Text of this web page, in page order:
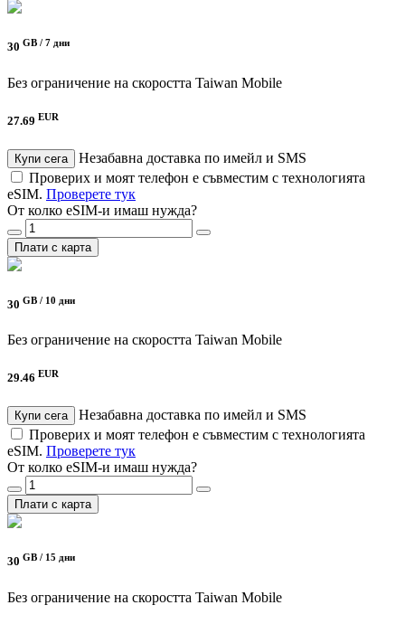
30 GB / 7 дни
Без ограничение на скоростта Taiwan Mobile
27.69 EUR
Купи сега
Незабавна доставка по имейл и SMS
Проверих и моят телефон е съвместим с технологията
eSIM. Проверете тук
От колко eSIM-и имаш нужда?
Плати с карта
30 GB / 10 дни
Без ограничение на скоростта Taiwan Mobile
29.46 EUR
Купи сега
Незабавна доставка по имейл и SMS
Проверих и моят телефон е съвместим с технологията
eSIM. Проверете тук
От колко eSIM-и имаш нужда?
Плати с карта
30 GB / 15 дни
Без ограничение на скоростта Taiwan Mobile